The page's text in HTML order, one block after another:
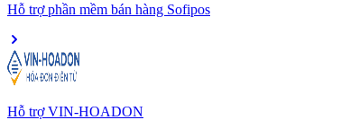
Hỗ trợ phần mềm bán hàng Sofipos
Hỗ trợ VIN-HOADON